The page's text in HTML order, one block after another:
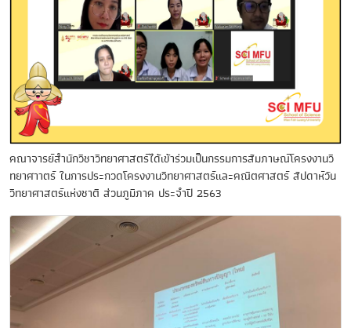
คณาจารย์สำนักวิชาวิทยาศาสตร์ได้เข้าร่วมเป็นกรรมการสัมภาษณ์โครงงานวิ
ทยาศาาตร์ ในการประกวดโครงงานวิทยาศาสตร์และคณิตศาสตร์ สัปดาห์วัน
วิทยาศาสตร์แห่งชาติ ส่วนภูมิภาค ประจำปี 2563